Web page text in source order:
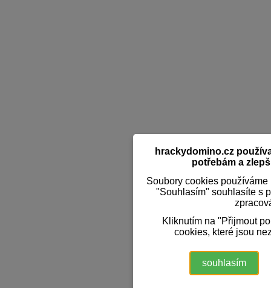
hrackydomino.cz
potřebám a
Soubory cookies
"Souhlasím" souhlasíte s
Kliknutím na "Přijmout
cookies, které jsou
souhlasím